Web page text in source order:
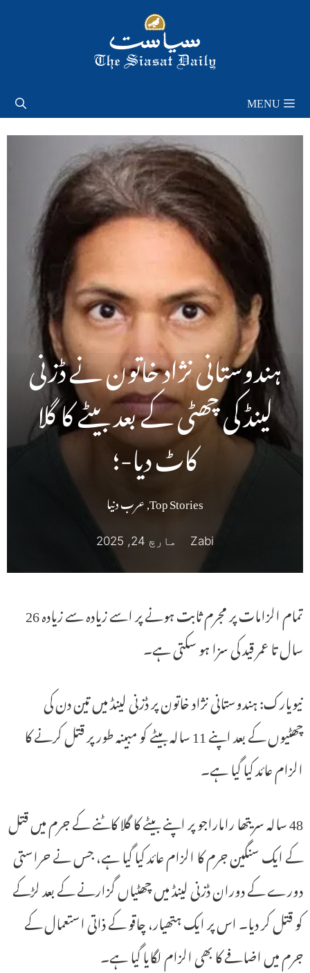
MENU
ہندوستانی نژاد خاتون نے ڈزنی
لینڈ کی چھٹی کے بعد بیٹے کا گلا
کاٹ دیا-؛
Top Stories
,عرب دنیا
Zabi مارچ 24, 2025
تمام الزامات پر مجرم ثابت ہونے پر اسے زیادہ سے زیادہ 26
سال تا عمر قید کی سزا ہو سکتی ہے۔
نیویارک: ہندوستانی نژاد خاتون پر ڈزنی لینڈ میں تین دن کی
چھٹیوں کے بعد اپنے 11 سالہ بیٹے کو مبینہ طور پر قتل کرنے کا
الزام عائد کیا گیا ہے۔
48 سالہ سریتھا راماراجو پر اپنے بیٹے کا گلا کاٹنے کے جرم میں قتل
کے ایک سنگین جرم کا الزام عائد کیا گیا ہے، جس نے حراستی
دورے کے دوران ڈزنی لینڈ میں چھٹیاں گزارنے کے بعد لڑکے
کو قتل کر دیا۔ اس پر ایک ہتھیار، چاقو کے ذاتی استعمال کے
جرم میں اضافے کا بھی الزام لگایا گیا ہے۔